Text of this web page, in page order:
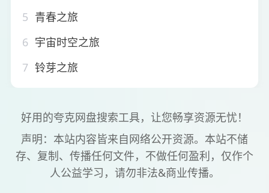
5 青春之旅
6 宇宙时空之旅
7 铃芽之旅
好用的夸克网盘搜索工具，让您畅享资源无忧！
声明：本站内容皆来自网络公开资源。本站不储
存、复制、传播任何文件，不做任何盈利，仅作个
人公益学习，请勿非法&商业传播。